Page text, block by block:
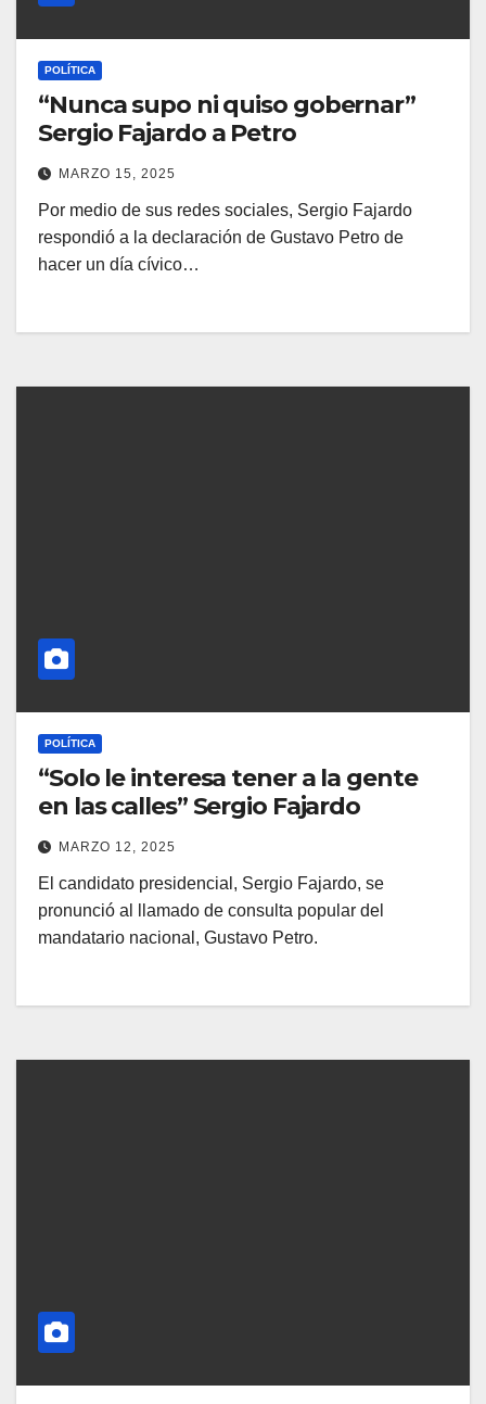
POLÍTICA
“Nunca supo ni quiso gobernar”
Sergio Fajardo a Petro
MARZO 15, 2025
Por medio de sus redes sociales, Sergio Fajardo
respondió a la declaración de Gustavo Petro de
hacer un día cívico…
POLÍTICA
“Solo le interesa tener a la gente
en las calles” Sergio Fajardo
MARZO 12, 2025
El candidato presidencial, Sergio Fajardo, se
pronunció al llamado de consulta popular del
mandatario nacional, Gustavo Petro.